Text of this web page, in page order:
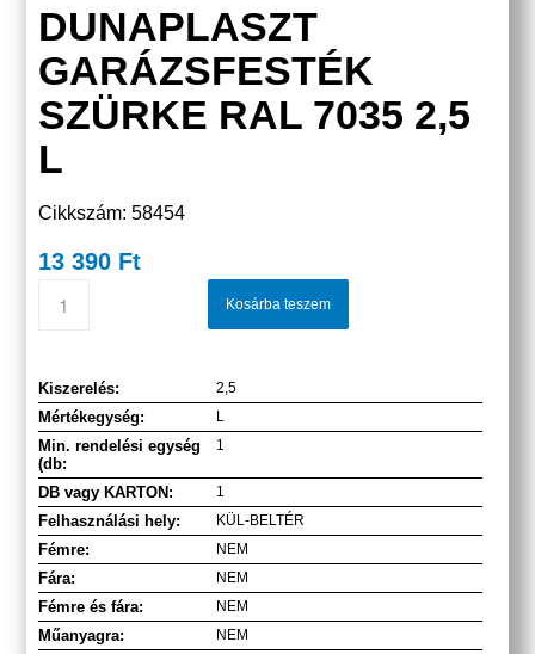
DUNAPLASZT
GARÁZSFESTÉK
SZÜRKE RAL 7035 2,5
L
Cikkszám: 58454
13 390 Ft
Kosárba teszem
Kiszerelés: 2,5
Mértékegység: L
Min. rendelési egység
(db:
1
DB vagy KARTON: 1
Felhasználási hely: KÜL-BELTÉR
Fémre: NEM
Fára: NEM
Fémre és fára: NEM
Műanyagra: NEM